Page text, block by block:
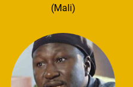
(Mali)